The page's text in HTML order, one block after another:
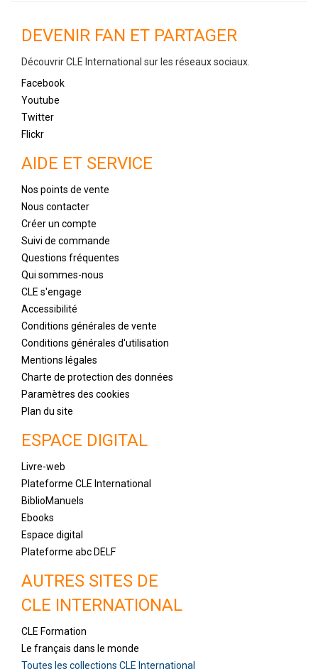
DEVENIR FAN ET PARTAGER
Découvrir CLE International sur les réseaux sociaux.
Facebook
Youtube
Twitter
Flickr
AIDE ET SERVICE
Nos points de vente
Nous contacter
Créer un compte
Suivi de commande
Questions fréquentes
Qui sommes-nous
CLE s'engage
Accessibilité
Conditions générales de vente
Conditions générales d'utilisation
Mentions légales
Charte de protection des données
Paramètres des cookies
Plan du site
ESPACE DIGITAL
Livre-web
Plateforme CLE International
BiblioManuels
Ebooks
Espace digital
Plateforme abc DELF
AUTRES SITES DE
CLE INTERNATIONAL
CLE Formation
Le français dans le monde
Toutes les collections CLE International